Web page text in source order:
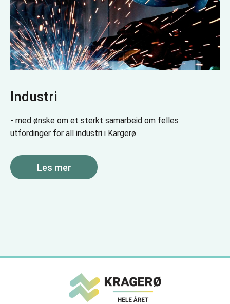
Industri
- med ønske om et sterkt samarbeid om felles
utfordinger for all industri i Kargerø.
Les mer